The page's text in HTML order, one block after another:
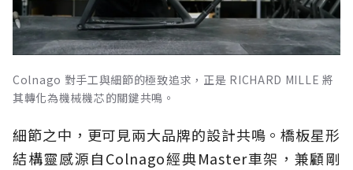
Colnago 對手工與細節的極致追求，正是 RICHARD MILLE 將
其轉化為機械機芯的關鍵共鳴。
細節之中，更可見兩大品牌的設計共鳴。橋板星形
結構靈感源自Colnago經典Master車架，兼顧剛